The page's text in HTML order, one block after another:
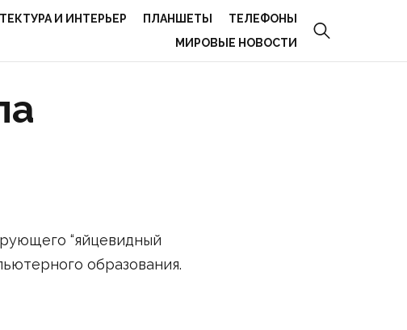
И ИНТЕРЬЕР ПЛАНШЕТЫ
ТЕЛЕФОНЫ
МИРОВЫЕ НОВОСТИ
“яйцевидный
образования.